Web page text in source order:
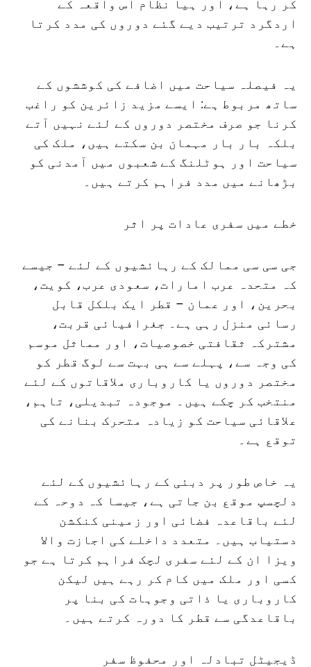
کر رہا ہے، اور ہیا نظام اس واقعہ کے
اردگرد ترتیب دیے گئے دوروں کی مدد کرتا
ہے۔
یہ فیصلہ سیاحت میں اضافے کی کوششوں کے
ساتھ مربوط ہے: ایسے مزید زائرین کو راغب
کرنا جو صرف مختصر دوروں کے لئے نہیں آتے
بلکہ بار بار مہمان بن سکتے ہیں، ملک کی
سیاحت اور ہوٹلنگ کے شعبوں میں آمدنی کو
بڑھانے میں مدد فراہم کرتے ہیں۔
خطے میں سفری عادات پر اثر
جی سی سی ممالک کے رہائشیوں کے لئے – جیسے
کہ متحدہ عرب امارات، سعودی عرب، کویت،
بحرین، اور عمان – قطر ایک بلکل قابل
رسائی منزل رہی ہے۔ جغرافیائی قربت،
مشترکہ ثقافتی خصوصیات، اور مماثل موسم
کی وجہ سے، پہلے سے ہی بہت سے لوگ قطر کو
مختصر دوروں یا کاروباری ملاقاتوں کے لئے
منتخب کر چکے ہیں۔ موجودہ تبدیلی، تاہم،
علاقائی سیاحت کو زیادہ متحرک بنانے کی
توقع ہے۔
یہ خاص طور پر دبئی کے رہائشیوں کے لئے
دلچسپ موقع بن جاتی ہے، جیسا کہ دوحہ کے
لئے باقاعدہ فضائی اور زمینی کنکشن
دستیاب ہیں۔ متعدد داخلے کی اجازت والا
ویزا ان کے لئے سفری لچک فراہم کرتا ہے جو
کسی اور ملک میں کام کر رہے ہیں لیکن
کاروباری یا ذاتی وجوہات کی بنا پر
باقاعدگی سے قطر کا دورہ کرتے ہیں۔
ڈیجیٹل تبادلہ اور محفوظ سفر